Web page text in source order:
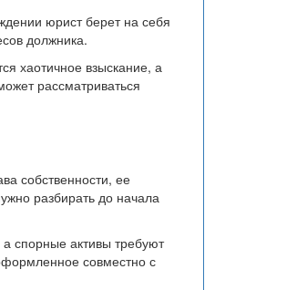
юрист берет на себя
должника.
хаотичное взыскание, а
рассматриваться
собственности, ее
разбирать до начала
спорные активы требуют
совместно с